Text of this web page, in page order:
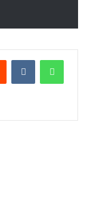
Reddit VKontakte